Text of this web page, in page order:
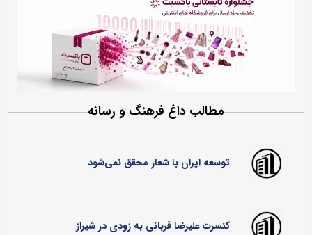
مطالب داغ فرهنگ و رسانه
توسعه ایران با شعار محقق نمی‌شود
کنسرت علیرضا قربانی به زودی در شیراز